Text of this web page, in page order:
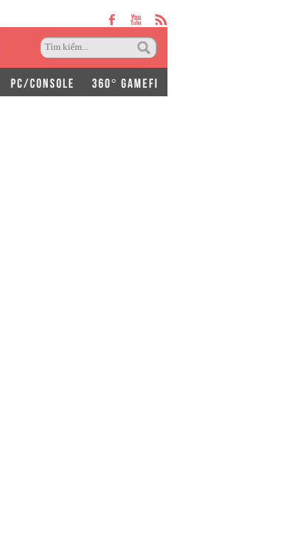
PC/CONSOLE 360° GAMEFI